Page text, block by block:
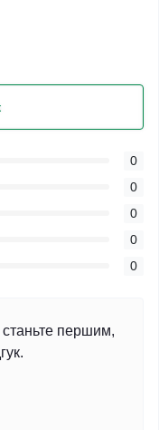
0
0
0
0
0
станьте першим,